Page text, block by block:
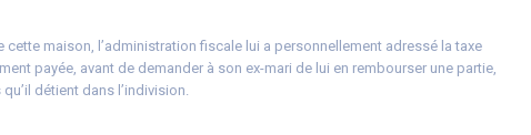
cette maison, l’administration fiscale lui a personnellement adressé la taxe
payée, avant de demander à son ex-mari de lui en rembourser une partie,
détient dans l’indivision.